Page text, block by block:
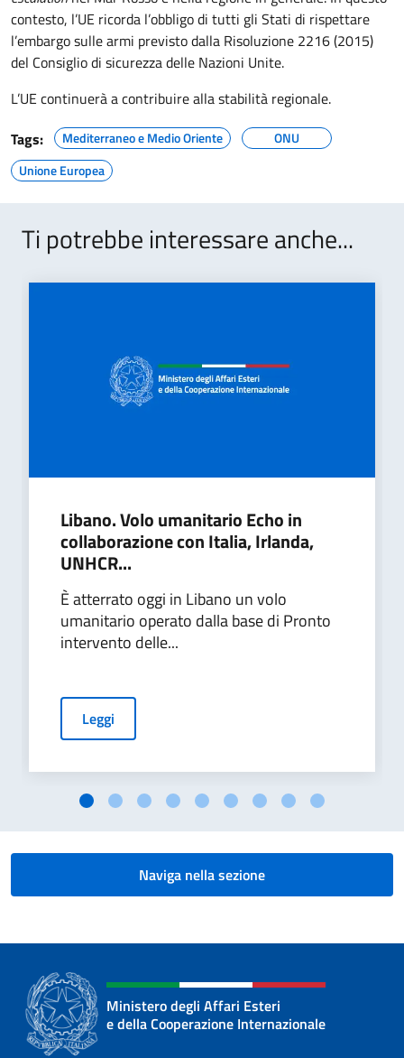
contesto, l’UE ricorda l’obbligo di tutti gli Stati di rispettare
l’embargo sulle armi previsto dalla Risoluzione 2216 (2015)
del Consiglio di sicurezza delle Nazioni Unite.
L’UE continuerà a contribuire alla stabilità regionale.
Tags:
Mediterraneo e Medio Oriente
ONU
Unione Europea
Ti potrebbe interessare anche...
Libano. Volo umanitario Echo in
collaborazione con Italia, Irlanda,
UNHCR...
È atterrato oggi in Libano un volo
umanitario operato dalla base di Pronto
intervento delle...
Leggi
Naviga nella sezione
Ministero degli Affari Esteri
e della Cooperazione Internazionale